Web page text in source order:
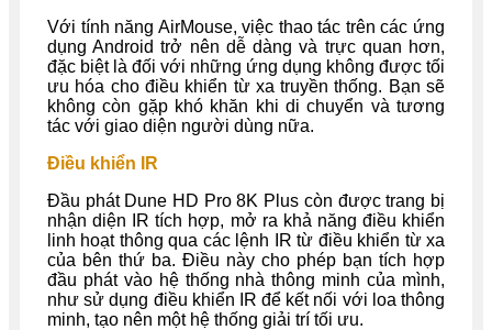
Với tính năng AirMouse, việc thao tác trên các ứng
dụng Android trở nên dễ dàng và trực quan hơn,
đặc biệt là đối với những ứng dụng không được tối
ưu hóa cho điều khiển từ xa truyền thống. Bạn sẽ
không còn gặp khó khăn khi di chuyển và tương
tác với giao diện người dùng nữa.
Điều khiển IR
Đầu phát Dune HD Pro 8K Plus còn được trang bị
nhận diện IR tích hợp, mở ra khả năng điều khiển
linh hoạt thông qua các lệnh IR từ điều khiển từ xa
của bên thứ ba. Điều này cho phép bạn tích hợp
đầu phát vào hệ thống nhà thông minh của mình,
như sử dụng điều khiển IR để kết nối với loa thông
minh, tạo nên một hệ thống giải trí tối ưu.